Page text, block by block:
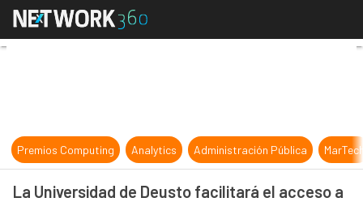
La Universidad de Deusto
Premios Computing Analytics Administración Pública
La Universidad de Deusto facilitará el acceso a